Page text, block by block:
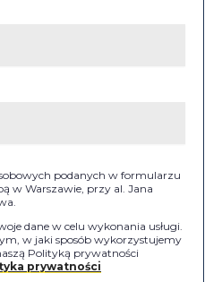
podanych w formularzu
w Warszawie, przy al. Jana
dane w celu wykonania usługi.
w jaki sposób wykorzystujemy
Polityką prywatności
prywatności